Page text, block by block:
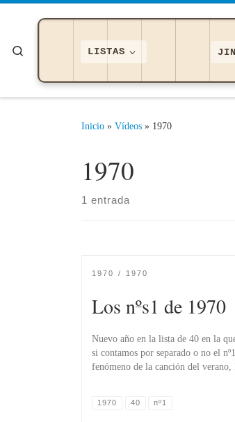
Saltar al contenido
LISTAS
Inicio » Ví­deos » 1970
1970
1 entrada
1970 1970
Los nºs1 de 1970
Nuevo año en la lista de 40 en la
si contamos por separado o no el
fenómeno de la canción del
1970 40 nº1